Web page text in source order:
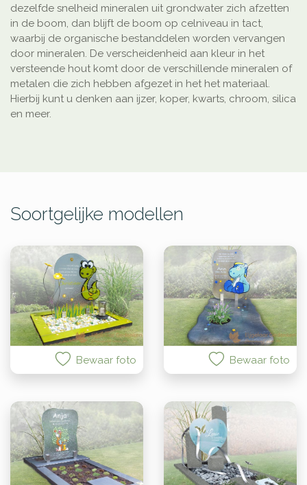
dezelfde snelheid mineralen uit grondwater zich afzetten
in de boom, dan blijft de boom op celniveau in tact,
waarbij de organische bestanddelen worden vervangen
door mineralen. De verscheidenheid aan kleur in het
versteende hout komt door de verschillende mineralen of
metalen die zich hebben afgezet in het het materiaal.
Hierbij kunt u denken aan ijzer, koper, kwarts, chroom, silica
en meer.
Soortgelijke modellen
Bewaar foto Bewaar foto